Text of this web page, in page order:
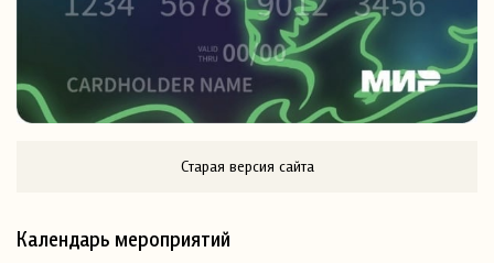
Старая версия сайта
Календарь мероприятий